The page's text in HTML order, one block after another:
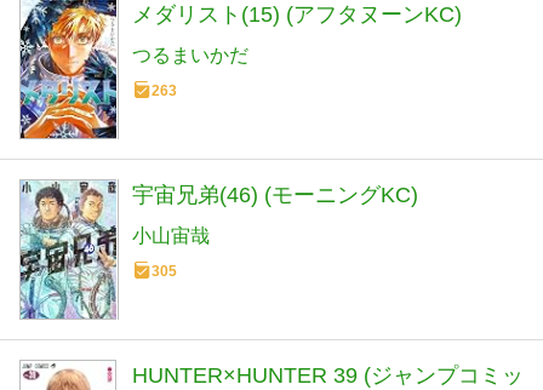
メダリスト(15) (アフタヌーンKC)
つるまいかだ
263
宇宙兄弟(46) (モーニングKC)
小山宙哉
305
HUNTER×HUNTER 39 (ジャンプコミッ